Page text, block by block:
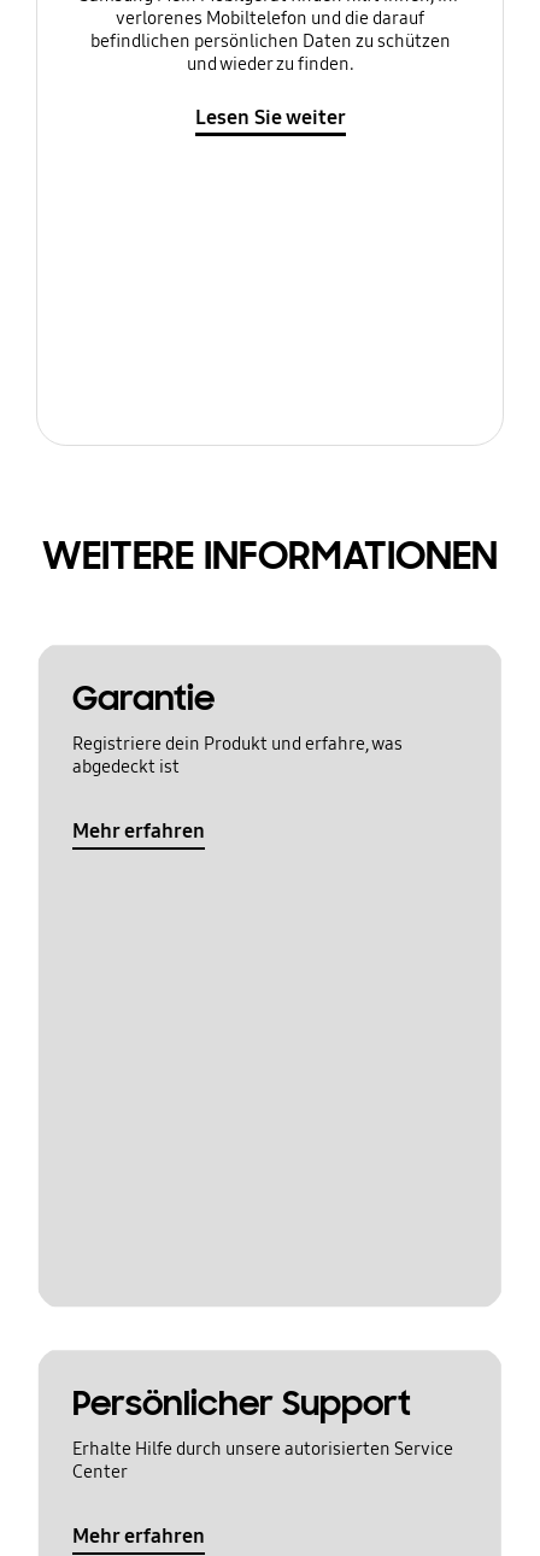
verlorenes Mobiltelefon und die darauf
befindlichen persönlichen Daten zu schützen
und wieder zu finden.
Lesen Sie weiter
WEITERE INFORMATIONEN
Garantie
Registriere dein Produkt und erfahre, was
abgedeckt ist
Mehr erfahren
Persönlicher Support
Erhalte Hilfe durch unsere autorisierten Service
Center
Mehr erfahren